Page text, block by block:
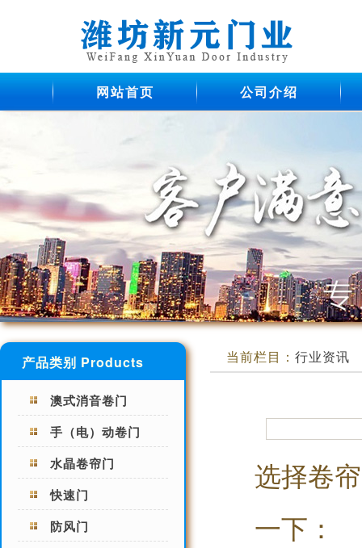
网站首页 公司介绍
产品类别 Products
澳式消音卷门
手（电）动卷门
水晶卷帘门
快速门
防风门
当前栏目： 行业资讯
选择卷
一下：